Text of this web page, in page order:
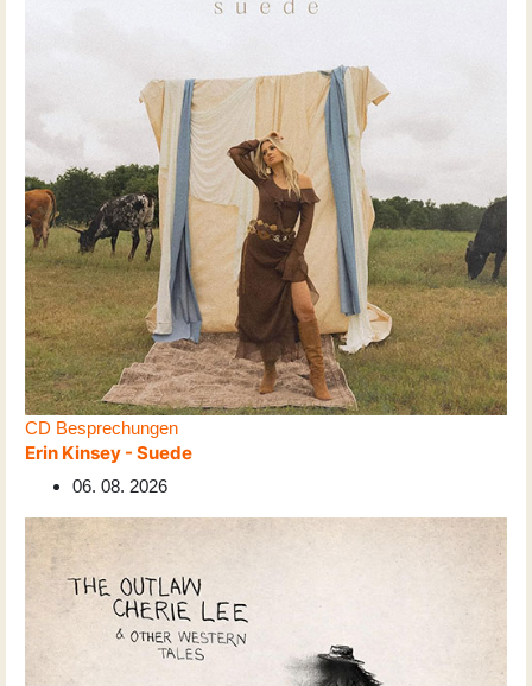
CD Besprechungen
Erin Kinsey - Suede
06. 08. 2026